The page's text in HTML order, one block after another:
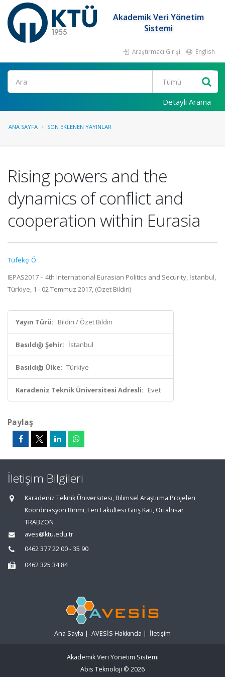
Akademik Veri Yönetim
Sistemi
Araştırmacı Girişi English
Ara
Detaylı Arama
ANA SAYFA SON EKLENEN YAYINLAR
Rising powers and the
dynamics of conflict and
cooperation within Eurasia
Tüfekçi Ö.
IEPAS2017 – 4th International Eurasian Politics and Security, İstanbul,
Türkiye, 1 - 02 Temmuz 2017, (Özet Bildiri)
Yayın Türü: Bildiri / Özet Bildiri
Basıldığı Şehir: İstanbul
Basıldığı Ülke: Türkiye
Karadeniz Teknik Üniversitesi Adresli: Evet
Paylaş
İletişim Bilgileri
Karadeniz Teknik Üniversitesi, Bilimsel Araştırma Projeleri
Koordinasyon Birimi, Fen Fakültesi Giriş Katı, Ortahisar
TRABZON
aves@ktu.edu.tr
0462 377 22 00 - 35 90
0462 325 34 84
Ana Sayfa | AVESİS Hakkında | İletişim
Akademik Veri Yönetim Sistemi
Abis Teknoloji © 2026